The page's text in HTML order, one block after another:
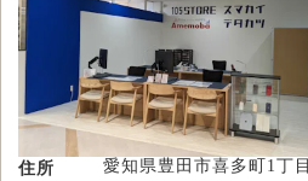
住所
愛知県豊田市喜多町1丁